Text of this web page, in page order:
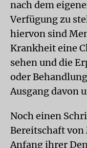
nach dem
Verfügung zu
hiervon sind
Krankheit eine
sehen und die
oder
Ausgang davon
Noch einen
Bereitschaft von
Anfang ihrer